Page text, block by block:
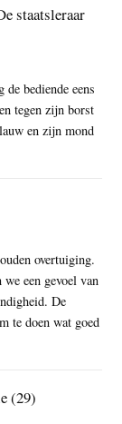
staatsleraar
bediende eens
tegen zijn borst
en zijn mond
overtuiging.
een gevoel van
De
te doen wat goed
(29)